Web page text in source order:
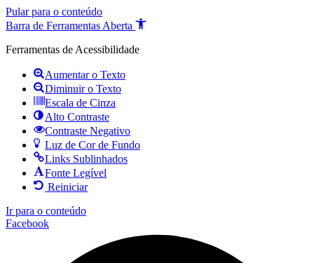
Pular para o conteúdo
Barra de Ferramentas Aberta
Ferramentas de Acessibilidade
Aumentar o Texto
Diminuir o Texto
Escala de Cinza
Alto Contraste
Contraste Negativo
Luz de Cor de Fundo
Links Sublinhados
Fonte Legível
Reiniciar
Ir para o conteúdo
Facebook